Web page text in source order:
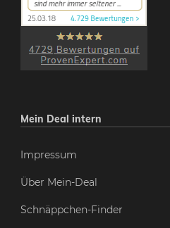
Mein Deal intern
Impressum
Über Mein-Deal
Schnäppchen-Finder